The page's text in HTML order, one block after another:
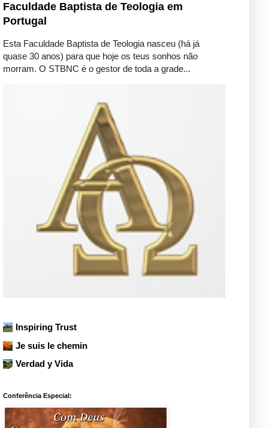
Faculdade Baptista de Teologia em
Portugal
Esta Faculdade Baptista de Teologia nasceu (há já
quase 30 anos) para que hoje os teus sonhos não
morram. O STBNC é o gestor de toda a grade...
Inspiring Trust
Je suis le chemin
Verdad y Vida
Conferência Especial: